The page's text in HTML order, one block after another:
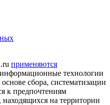
применяются
технологии
сбора, систематизации
к предпочтениям
находящихся на территории